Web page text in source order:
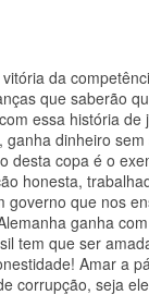
da
que saberão
essa história de
ganha dinheiro sem
desta copa é o
honesta,
governo que nos
ganha
tem que ser
Amar a
corrupção, seja